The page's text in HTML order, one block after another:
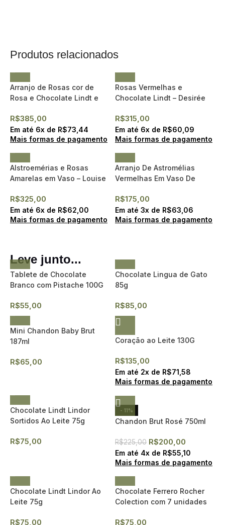
Produtos relacionados
Arranjo de Rosas cor de
Rosa e Chocolate Lindt e
R$385,00
Em até 6x de R$73,44
Mais formas de pagamento
Rosas Vermelhas e
Chocolate Lindt – Desirée
R$315,00
Em até 6x de R$60,09
Mais formas de pagamento
Alstroemérias e Rosas
Amarelas em Vaso – Louise
R$325,00
Em até 6x de R$62,00
Mais formas de pagamento
Arranjo De Astromélias
Vermelhas Em Vaso De
R$175,00
Em até 3x de R$63,06
Mais formas de pagamento
Leve junto...
Tablete de Chocolate
Branco com Pistache 100G
R$55,00
Chocolate Lingua de Gato
85g
R$85,00
Mini Chandon Baby Brut
187ml
R$65,00
Coração ao Leite 130G
R$135,00
Em até 2x de R$71,58
Mais formas de pagamento
Chocolate Lindt Lindor
Sortidos Ao Leite 75g
R$75,00
- 11%
Chandon Brut Rosé 750ml
R$225,00 R$200,00
Em até 4x de R$55,10
Mais formas de pagamento
Chocolate Lindt Lindor Ao
Leite 75g
R$75,00
Chocolate Ferrero Rocher
Colection com 7 unidades
R$75,00